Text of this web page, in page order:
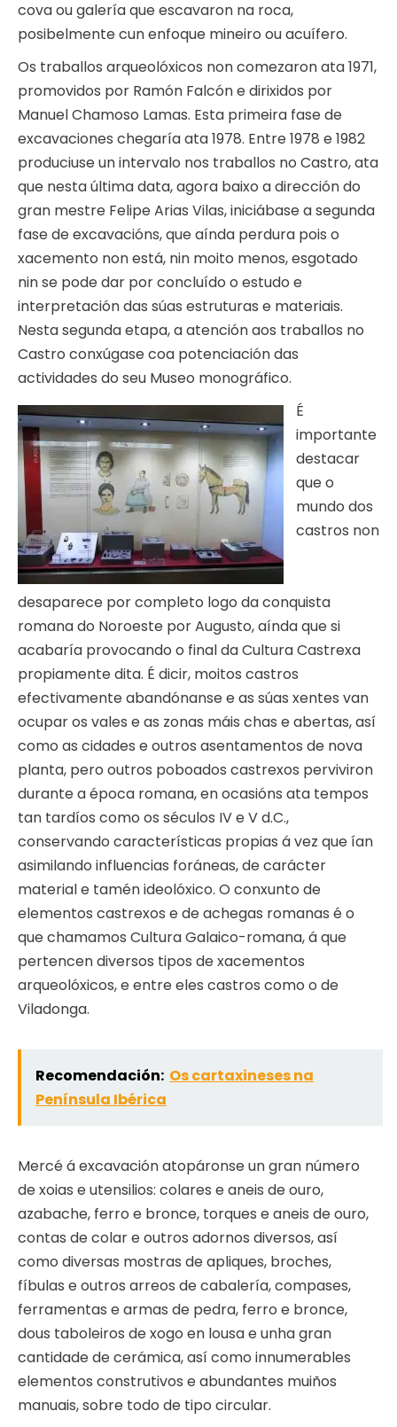
cova ou galería que escavaron na roca,
posibelmente cun enfoque mineiro ou acuífero.
Os traballos arqueolóxicos non comezaron ata 1971,
promovidos por Ramón Falcón e dirixidos por
Manuel Chamoso Lamas. Esta primeira fase de
excavaciones chegaría ata 1978. Entre 1978 e 1982
produciuse un intervalo nos traballos no Castro, ata
que nesta última data, agora baixo a dirección do
gran mestre Felipe Arias Vilas, iniciábase a segunda
fase de excavacións, que aínda perdura pois o
xacemento non está, nin moito menos, esgotado
nin se pode dar por concluído o estudo e
interpretación das súas estruturas e materiais.
Nesta segunda etapa, a atención aos traballos no
Castro conxúgase coa potenciación das
actividades do seu Museo monográfico.
É
importante
destacar
que o
mundo dos
castros non
desaparece por completo logo da conquista
romana do Noroeste por Augusto, aínda que si
acabaría provocando o final da Cultura Castrexa
propiamente dita. É dicir, moitos castros
efectivamente abandónanse e as súas xentes van
ocupar os vales e as zonas máis chas e abertas, así
como as cidades e outros asentamentos de nova
planta, pero outros poboados castrexos perviviron
durante a época romana, en ocasións ata tempos
tan tardíos como os séculos IV e V d.C.,
conservando características propias á vez que ían
asimilando influencias foráneas, de carácter
material e tamén ideolóxico. O conxunto de
elementos castrexos e de achegas romanas é o
que chamamos Cultura Galaico-romana, á que
pertencen diversos tipos de xacementos
arqueolóxicos, e entre eles castros como o de
Viladonga.
Recomendación: Os cartaxineses na
Península Ibérica
Mercé á excavación atopáronse un gran número
de xoias e utensilios: colares e aneis de ouro,
azabache, ferro e bronce, torques e aneis de ouro,
contas de colar e outros adornos diversos, así
como diversas mostras de apliques, broches,
fíbulas e outros arreos de cabalería, compases,
ferramentas e armas de pedra, ferro e bronce,
dous taboleiros de xogo en lousa e unha gran
cantidade de cerámica, así como innumerables
elementos construtivos e abundantes muiños
manuais, sobre todo de tipo circular.